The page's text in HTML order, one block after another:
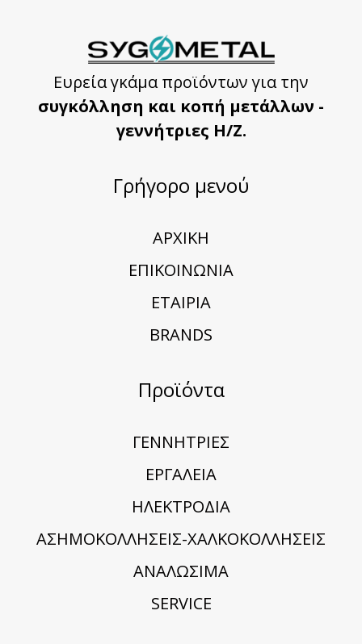
Ευρεία γκάμα προϊόντων για την
συγκόλληση και κοπή μετάλλων -
γεννήτριες Η/Ζ.
Γρήγορο μενού
ΑΡΧΙΚΗ
ΕΠΙΚΟΙΝΩΝΙΑ
ΕΤΑΙΡΙΑ
BRANDS
Προϊόντα
ΓΕΝΝΗΤΡΙΕΣ
ΕΡΓΑΛΕΙΑ
ΗΛΕΚΤΡΟΔΙΑ
ΑΣΗΜΟΚΟΛΛΗΣΕΙΣ-ΧΑΛΚΟΚΟΛΛΗΣΕΙΣ
ΑΝΑΛΩΣΙΜΑ
SERVICE